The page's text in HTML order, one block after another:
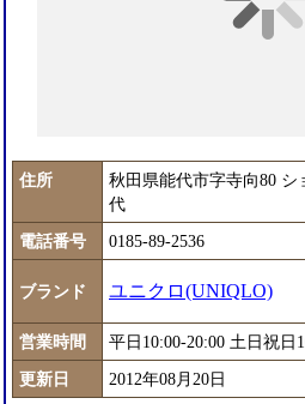
住所
秋田県能代市字寺向80
代
電話番号
0185-89-2536
ブランド ユニクロ(UNIQLO)
営業時間
平日10:00-20:00 土日祝日
更新日
2012年08月20日